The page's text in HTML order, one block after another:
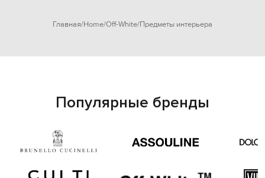
Главная Home Off-White Предметы интерьера
Популярные бренды